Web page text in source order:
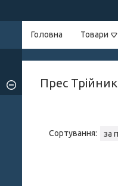
Головна Товари
Прес Трійник